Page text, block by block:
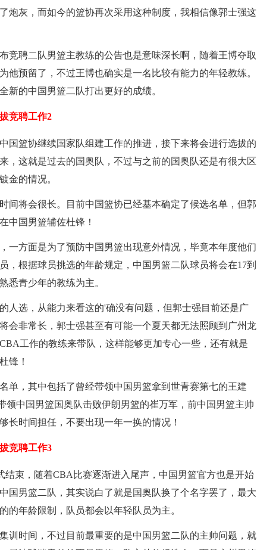
炮灰，而如今的篮协再次采用这种制度，我相信像郭士强这
竞聘二队男篮主教练的公告也是意味深长啊，随着王博夺取
他预留了，不过王博也确实是一名比较有能力的年轻教练。
新的中国男篮二队打出更好的成绩。
竞聘工作2
国篮协继续国家队组建工作的推进，接下来将会进行选拔的
，这就是过去的国奥队，不过与之前的国奥队还是有很大区
金的情况。
间将会很长。目前中国篮协已经基本确定了候选名单，但郭
中国男篮辅佐杜锋！
一方面是为了预防中国男篮出现意外情况，毕竟本年度他们
，根据球员挑选的年龄规定，中国男篮二队球员将会在17到
悉青少年的教练为主。
人选，从能力来看这的'确没有问题，但郭士强目前还是广
会非常长，郭士强甚至有可能一个夏天都无法照顾到广州龙
工作的教练来带队，这样能够更加专心一些，还有就是
锋！
单，其中包括了曾经带领中国男篮拿到世青赛第七的王建
领中国男篮国奥队击败伊朗男篮的崔万军，前中国男篮主帅
长时间担任，不要出现一年一换的情况！
竞聘工作3
结束，随着CBA比赛逐渐进入尾声，中国男篮官方也是开始
国男篮二队，其实说白了就是国奥队换了个名字罢了，最大
的年龄限制，队员都会以年轻队员为主。
训时间，不过目前最重要的是中国男篮二队的主帅问题，就